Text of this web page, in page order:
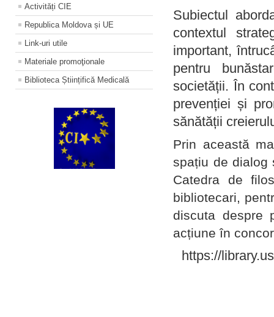
Activități CIE
Republica Moldova și UE
Link-uri utile
Materiale promoţionale
Biblioteca Științifică Medicală
Subiectul
contextul
important,
pentru
societății. În
prevenției și
sănătății
Prin această
spațiu de dialog
Catedra de
bibliotecari,
discuta despre
acțiune în
https://